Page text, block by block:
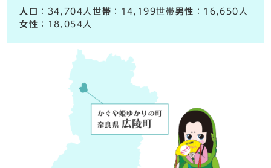
人口
：34,704人世帯 ：14,199世帯男性 ：16,650人
女性 ：18,054人